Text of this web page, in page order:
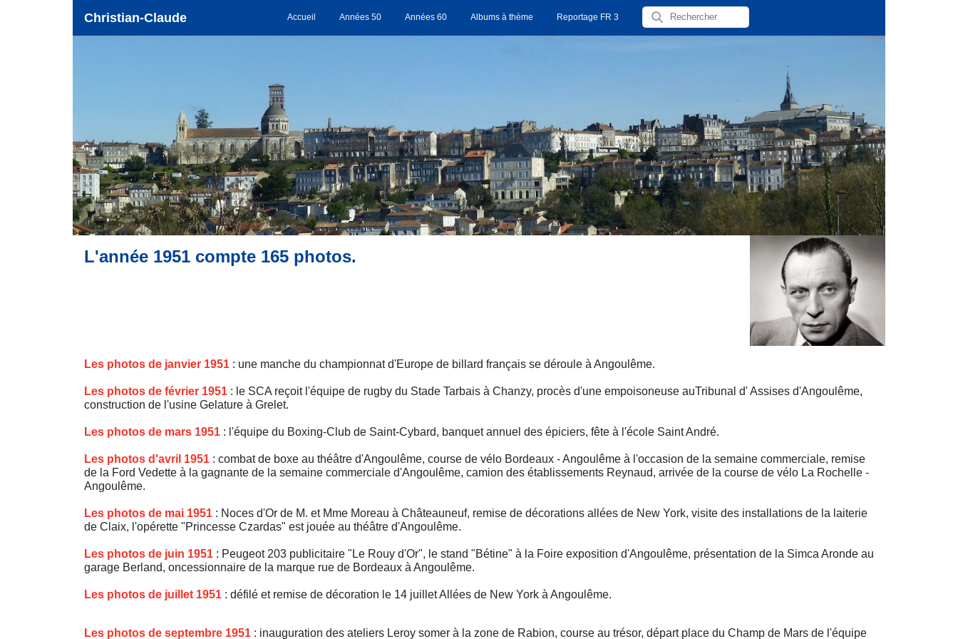
Christian-Claude Accueil Années 50 Années 60 Albums à thème Reportage FR 3
L'année 1951 compte 165 photos.
Les photos de janvier 1951 : une manche du championnat d'Europe de billard français se déroule à Angoulême.
Les photos de février 1951 : le SCA reçoit l'équipe de rugby du Stade Tarbais à Chanzy, procès d'une empoisoneuse auTribunal d' Assises d'Angoulême,
construction de l'usine Gelature à Grelet.
Les photos de mars 1951 : l'équipe du Boxing-Club de Saint-Cybard, banquet annuel des épiciers, fête à l'école Saint André.
Les photos d'avril 1951 : combat de boxe au théâtre d'Angoulême, course de vélo Bordeaux - Angoulême à l'occasion de la semaine commerciale, remise
de la Ford Vedette à la gagnante de la semaine commerciale d'Angoulême, camion des établissements Reynaud, arrivée de la course de vélo La Rochelle -
Angoulême.
Les photos de mai 1951 : Noces d'Or de M. et Mme Moreau à Châteauneuf, remise de décorations allées de New York, visite des installations de la laiterie
de Claix, l'opérette "Princesse Czardas" est jouée au théâtre d'Angoulême.
Les photos de juin 1951 : Peugeot 203 publicitaire "Le Rouy d'Or", le stand "Bétine" à la Foire exposition d'Angoulême, présentation de la Simca Aronde au
garage Berland, oncessionnaire de la marque rue de Bordeaux à Angoulême.
Les photos de juillet 1951 : défilé et remise de décoration le 14 juillet Allées de New York à Angoulême.
Les photos de septembre 1951 : inauguration des ateliers Leroy somer à la zone de Rabion, course au trésor, départ place du Champ de Mars de l'équipe